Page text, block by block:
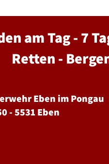
am Tag - 7
Retten -
Eben im Pongau
- 5531 Eben